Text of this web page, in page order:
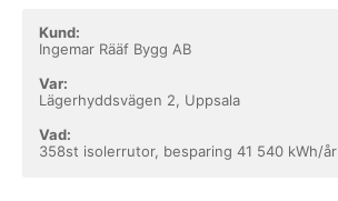
Kund:
Ingemar Rääf Bygg AB
Var:
Lägerhyddsvägen 2, Uppsala
Vad:
358st isolerrutor, besparing 41 540 kWh/år